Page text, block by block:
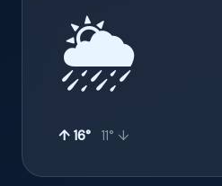
🌦️
↑ 16° 11° ↓